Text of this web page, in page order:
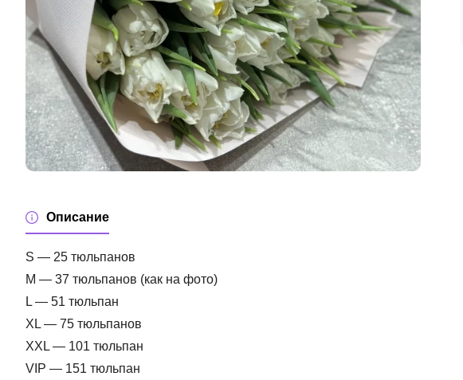
Описание
S — 25 тюльпанов
M — 37 тюльпанов (как на фото)
L — 51 тюльпан
XL — 75 тюльпанов
XXL — 101 тюльпан
VIP — 151 тюльпан